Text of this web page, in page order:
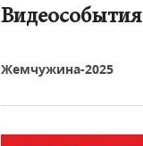
Видеособытия
Жемчужина-2025